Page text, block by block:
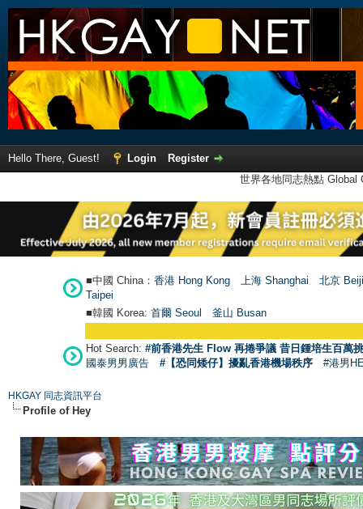
Hello There, Guest! Login
Register
世界各地同志熱點
■中國 China： 香港 Hong Kong 上海 Shanghai
北京
Taipei
■韓國 Korea: 首爾 Seoul 釜山 Busan
Hot Search: #前香港先生 Flow 再捲爭議 昔日鍾培生百萬
國泰男男廣告
#【恐同矮仔】擾亂香港機場秩序 #港男
HKGAY 同志資訊平台
Profile of Hey